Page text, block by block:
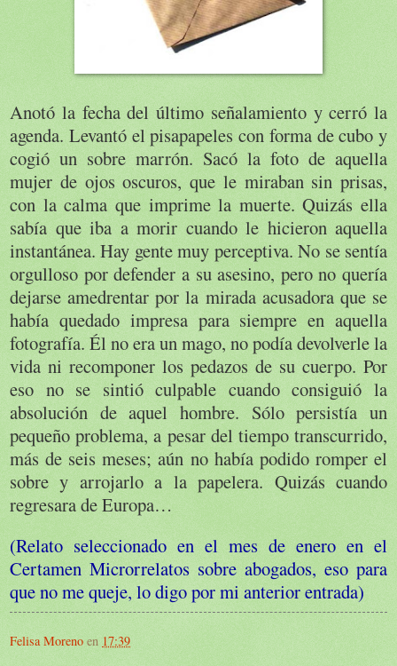
Anotó la fecha del último señalamiento y cerró la
agenda. Levantó el pisapapeles con forma de cubo y
cogió un sobre marrón. Sacó la foto de aquella
mujer de ojos oscuros, que le miraban sin prisas,
con la calma que imprime la muerte. Quizás ella
sabía que iba a morir cuando le hicieron aquella
instantánea. Hay gente muy perceptiva. No se sentía
orgulloso por defender a su asesino, pero no quería
dejarse amedrentar por la mirada acusadora que se
había quedado impresa para siempre en aquella
fotografía. Él no era un mago, no podía devolverle la
vida ni recomponer los pedazos de su cuerpo. Por
eso no se sintió culpable cuando consiguió la
absolución de aquel hombre. Sólo persistía un
pequeño problema, a pesar del tiempo transcurrido,
más de seis meses; aún no había podido romper el
sobre y arrojarlo a la papelera. Quizás cuando
regresara de Europa…
(Relato seleccionado en el mes de enero en el
Certamen Microrrelatos sobre abogados, eso para
que no me queje, lo digo por mi anterior entrada)
Felisa Moreno en 17:39